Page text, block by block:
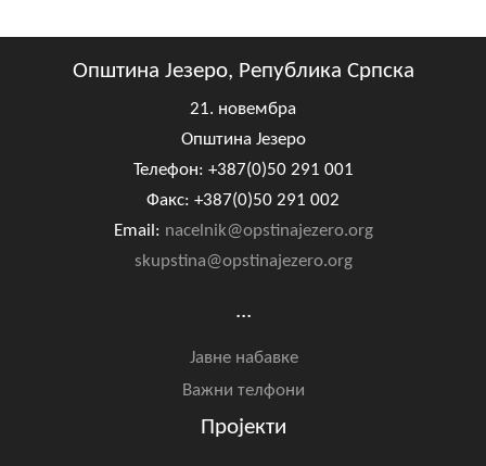
Општина Језеро, Република Српска
21. новембра
Општина Језеро
Телефон: +387(0)50 291 001
Факс: +387(0)50 291 002
Email: nacelnik@opstinajezero.org
skupstina@opstinajezero.org
...
Јавне набавке
Важни телфони
Пројекти